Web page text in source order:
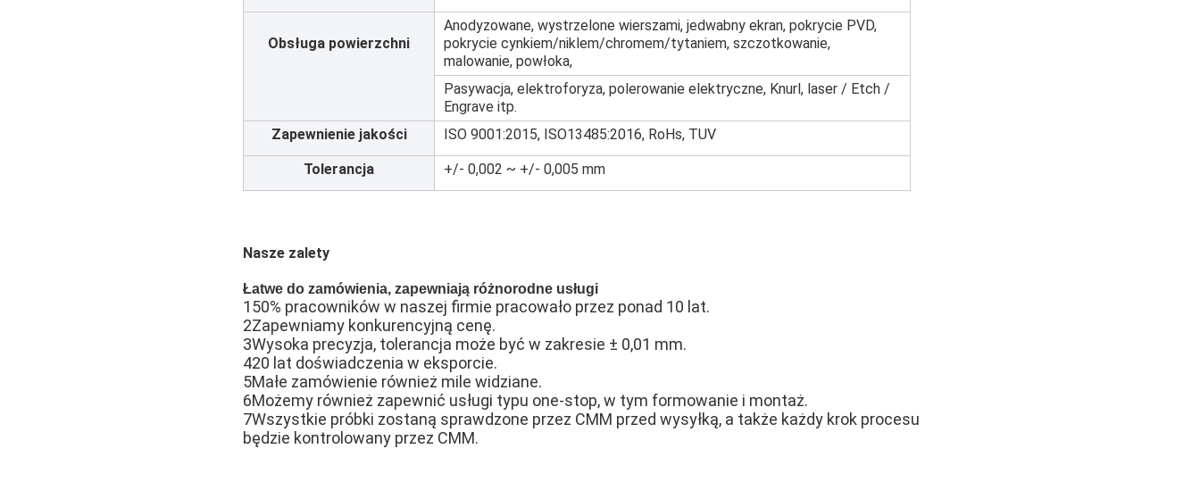
Obsługa powierzchni
Anodyzowane, wystrzelone wierszami, jedwabny ekran, pokrycie PVD,
pokrycie cynkiem/niklem/chromem/tytaniem, szczotkowanie,
malowanie, powłoka,
Pasywacja, elektroforyza, polerowanie elektryczne, Knurl, laser / Etch /
Engrave itp.
Zapewnienie jakości
ISO 9001:2015, ISO13485:2016, RoHs, TUV
Tolerancja +/- 0,002 ~ +/- 0,005 mm
Nasze zalety
Łatwe do zamówienia, zapewniają różnorodne usługi
150% pracowników w naszej firmie pracowało przez ponad 10 lat.
2Zapewniamy konkurencyjną cenę.
3Wysoka precyzja, tolerancja może być w zakresie ± 0,01 mm.
420 lat doświadczenia w eksporcie.
5Małe zamówienie również mile widziane.
6Możemy również zapewnić usługi typu one-stop, w tym formowanie i montaż.
7Wszystkie próbki zostaną sprawdzone przez CMM przed wysyłką, a także każdy krok procesu
będzie kontrolowany przez CMM.